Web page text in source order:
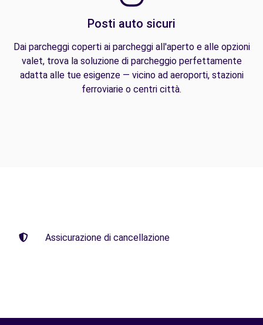
Posti auto sicuri
Dai parcheggi coperti ai parcheggi all'aperto e alle opzioni
valet, trova la soluzione di parcheggio perfettamente
adatta alle tue esigenze — vicino ad aeroporti, stazioni
ferroviarie o centri città.
Assicurazione di cancellazione